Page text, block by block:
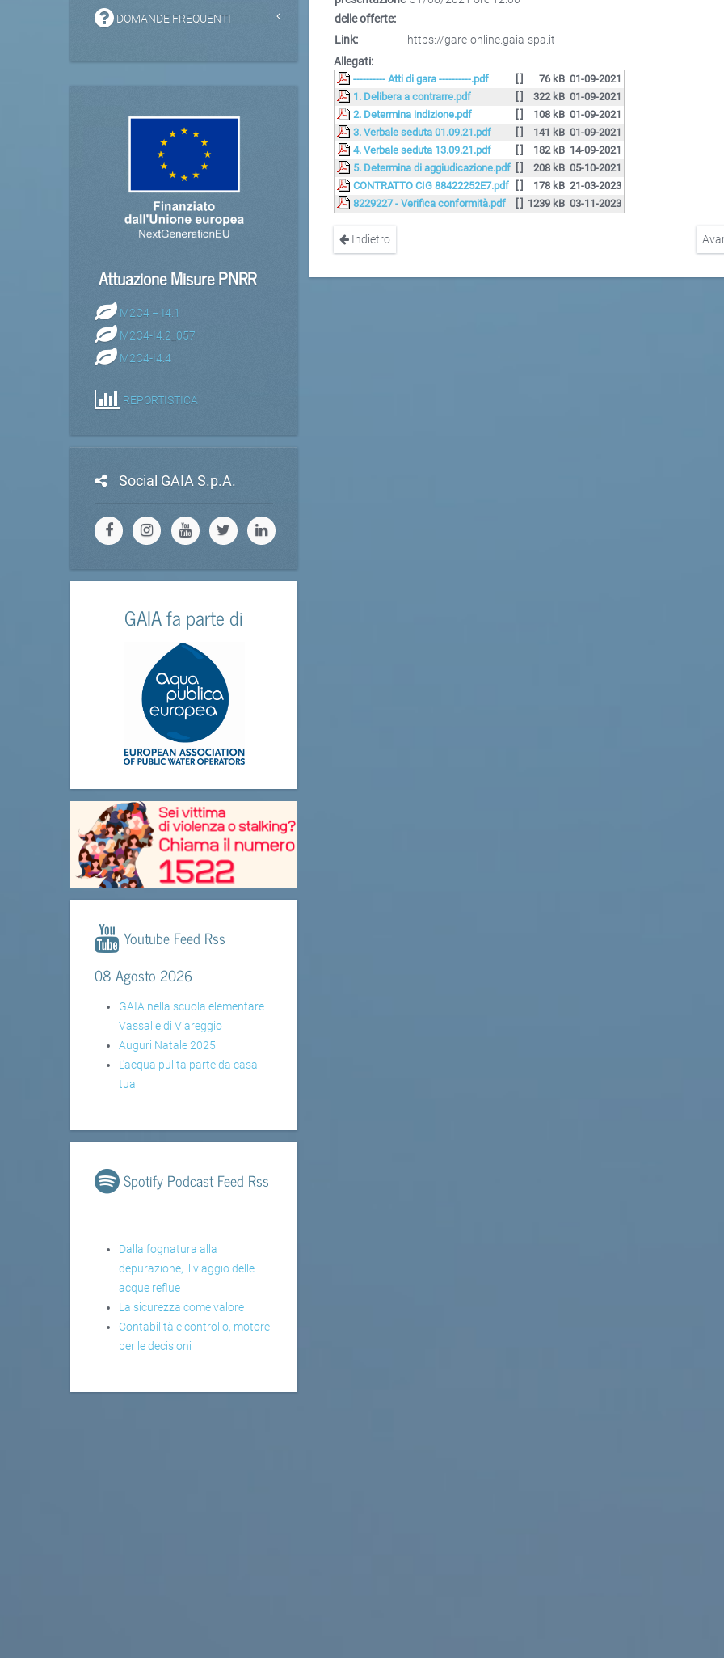
delle offerte:
Link:
https://gare-online.gaia-spa.it
Allegati:
---------- Atti di gara ----------.pdf [ ] 76 kB 01-09-2021
1. Delibera a contrarre.pdf
[ ] 322 kB 01-09-2021
2. Determina indizione.pdf
[ ] 108 kB 01-09-2021
3. Verbale seduta 01.09.21.pdf
[ ] 141 kB 01-09-2021
4. Verbale seduta 13.09.21.pdf
[ ] 182 kB 14-09-2021
5. Determina di aggiudicazione.pdf [ ] 208 kB 05-10-2021
CONTRATTO CIG 88422252E7.pdf
[ ] 178 kB 21-03-2023
8229227 - Verifica conformità.pdf
[ ] 1239 kB 03-11-2023
Indietro
DOMANDE FREQUENTI
Attuazione Misure PNRR
M2C4 – I4.1
M2C4-I4.2_057
M2C4-I4.4
REPORTISTICA
Social GAIA S.p.A.
GAIA fa parte di
Youtube Feed Rss
08 Agosto 2026
GAIA nella scuola elementare
Vassalle di Viareggio
Auguri Natale 2025
L'acqua pulita parte da casa
tua
Spotify Podcast Feed Rss
Dalla fognatura alla
depurazione, il viaggio delle
acque reflue
La sicurezza come valore
Contabilità e controllo, motore
per le decisioni